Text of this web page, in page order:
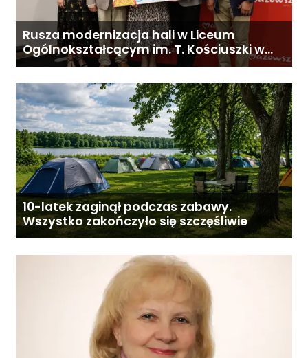
Rusza modernizacja hali w Liceum
Ogólnokształcącym im. T. Kościuszki w
Gostyninie
10-latek zaginął podczas zabawy.
Wszystko zakończyło się szczęśliwie